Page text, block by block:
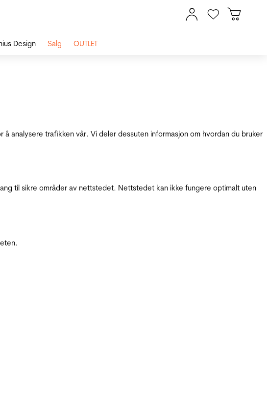
analysere trafikken vår. Vi deler dessuten informasjon om hvordan du bruker
til sikre områder av nettstedet. Nettstedet kan ikke fungere optimalt uten
Design Salg OUTLET